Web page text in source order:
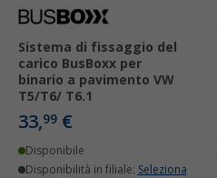
Sistema di fissaggio del
carico BusBoxx per
binario a pavimento VW
T5/T6/ T6.1
33,99 €
Disponibile
Disponibilità in filiale: Seleziona